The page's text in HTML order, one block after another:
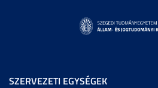
SZERVEZETI EGYSÉGEK